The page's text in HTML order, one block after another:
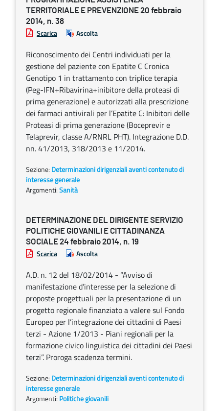
TERRITORIALE E PREVENZIONE 20 febbraio
2014, n. 38
Scarica Ascolta
Riconoscimento dei Centri individuati per la
gestione del paziente con Epatite C Cronica
Genotipo 1 in trattamento con triplice terapia
(Peg-IFN+Ribavirina+inibitore della proteasi di
prima generazione) e autorizzati alla prescrizione
dei farmaci antivirali per l’Epatite C: Inibitori delle
Proteasi di prima generazione (Boceprevir e
Telaprevir, classe A/RNRL PHT). Integrazione D.D.
nn. 41/2013, 318/2013 e 11/2014.
Sezione: Determinazioni dirigenziali aventi contenuto di
interesse generale
Argomenti:Sanità
DETERMINAZIONE DEL DIRIGENTE SERVIZIO
POLITICHE GIOVANILI E CITTADINANZA
SOCIALE 24 febbraio 2014, n. 19
Scarica Ascolta
A.D. n. 12 del 18/02/2014 - “Avviso di
manifestazione d’interesse per la selezione di
proposte progettuali per la presentazione di un
progetto regionale finanziato a valere sul Fondo
Europeo per l’integrazione dei cittadini di Paesi
terzi - Azione 1/2013 - Piani regionali per la
formazione civico linguistica dei cittadini dei Paesi
terzi”. Proroga scadenza termini.
Sezione: Determinazioni dirigenziali aventi contenuto di
interesse generale
Argomenti: Politiche giovanili